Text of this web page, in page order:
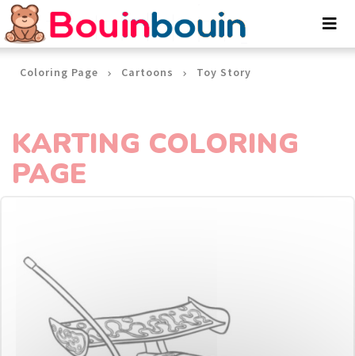
Coloring Page Cartoons Toy Story
KARTING COLORING
PAGE
Cookies management panel